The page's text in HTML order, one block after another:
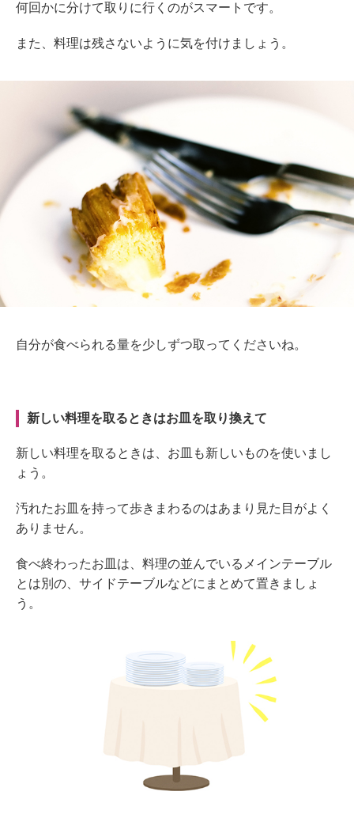
何回かに分けて取りに行くのがスマートです。
また、料理は残さないように気を付けましょう。
自分が食べられる量を少しずつ取ってくださいね。
新しい料理を取るときはお皿を取り換えて
新しい料理を取るときは、お皿も新しいものを使いまし
ょう。
汚れたお皿を持って歩きまわるのはあまり見た目がよく
ありません。
食べ終わったお皿は、料理の並んでいるメインテーブル
とは別の、サイドテーブルなどにまとめて置きましょ
う。